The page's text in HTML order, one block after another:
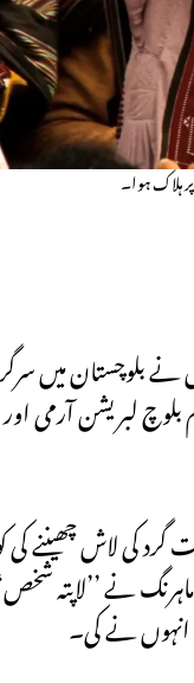
میں سرگرم
لبریشن آرمی
کی لاش
نے ’’لاپتہ
نے کی۔